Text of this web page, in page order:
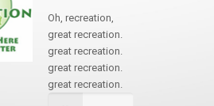
Oh, recreation,
great recreation.
great recreation.
great recreation.
great recreation.